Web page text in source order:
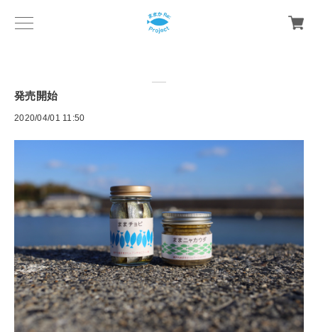
発売開始
2020/04/01 11:50